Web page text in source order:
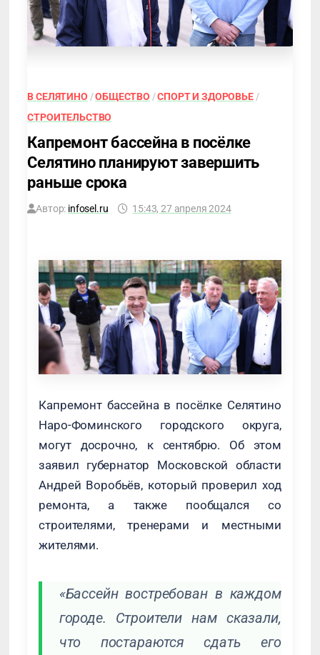
В СЕЛЯТИНО /ОБЩЕСТВО /СПОРТ И ЗДОРОВЬЕ/
СТРОИТЕЛЬСТВО
Капремонт бассейна в посёлке
Селятино планируют завершить
раньше срока
Автор: infosel.ru 15:43, 27 апреля 2024
Капремонт бассейна в посёлке Селятино
Наро-Фоминского городского округа,
могут досрочно, к сентябрю. Об этом
заявил губернатор Московской области
Андрей Воробьёв, который проверил ход
ремонта, а также пообщался со
строителями, тренерами и местными
жителями.
«Бассейн востребован в каждом
городе. Строители нам сказали,
что постараются сдать его